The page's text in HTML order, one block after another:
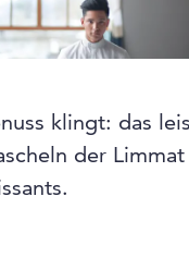
klingt: das
der